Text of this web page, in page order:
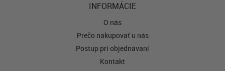
INFORMÁCIE
O nás
Prečo nakupovať u nás
Postup pri objednávaní
Kontakt